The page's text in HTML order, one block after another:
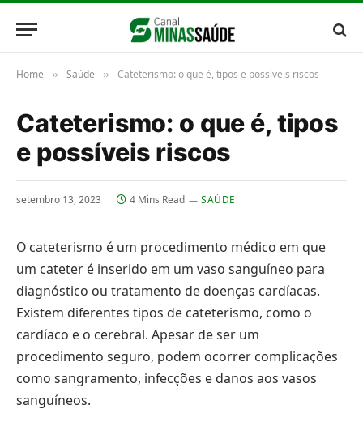
Home » Saúde » Cateterismo: o que é, tipos e possíveis riscos
Cateterismo: o que é, tipos
e possíveis riscos
setembro 13, 2023 4 Mins Read SAÚDE
O cateterismo é um procedimento médico em que
um cateter é inserido em um vaso sanguíneo para
diagnóstico ou tratamento de doenças cardíacas.
Existem diferentes tipos de cateterismo, como o
cardíaco e o cerebral. Apesar de ser um
procedimento seguro, podem ocorrer complicações
como sangramento, infecções e danos aos vasos
sanguíneos.